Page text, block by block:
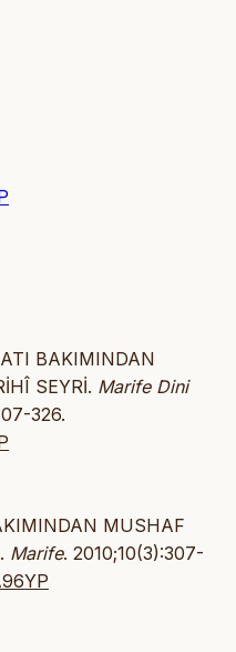
BAKIMINDAN
SEYRİ. Marife Dini
326.
MUSHAF
Marife. 2010;10(3):307-